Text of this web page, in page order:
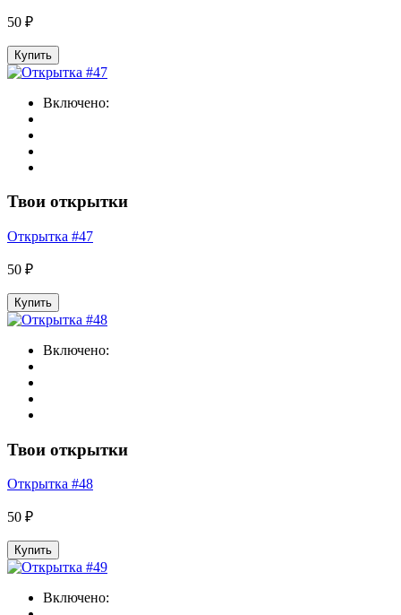
50 ₽
Купить
Включено:
Твои открытки
Открытка #47
50 ₽
Купить
Включено:
Твои открытки
Открытка #48
50 ₽
Купить
Включено: